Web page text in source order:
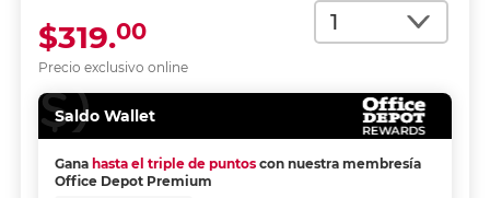
Cantidad
Precio exclusivo online
$319.00
Saldo Wallet
Gana hasta el triple de puntos con nuestra membresía
Office Depot Premium